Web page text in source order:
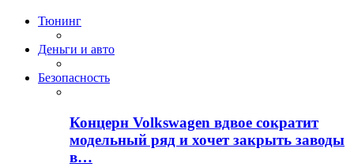
Тюнинг
Деньги и авто
Безопасность
Концерн Volkswagen вдвое сократит
модельный ряд и хочет закрыть заводы
в…